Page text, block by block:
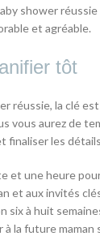
shower
et agréable.
tôt
réussie, la clé
vous aurez de
finaliser les
et une heure
et aux invités
six à huit
à la future